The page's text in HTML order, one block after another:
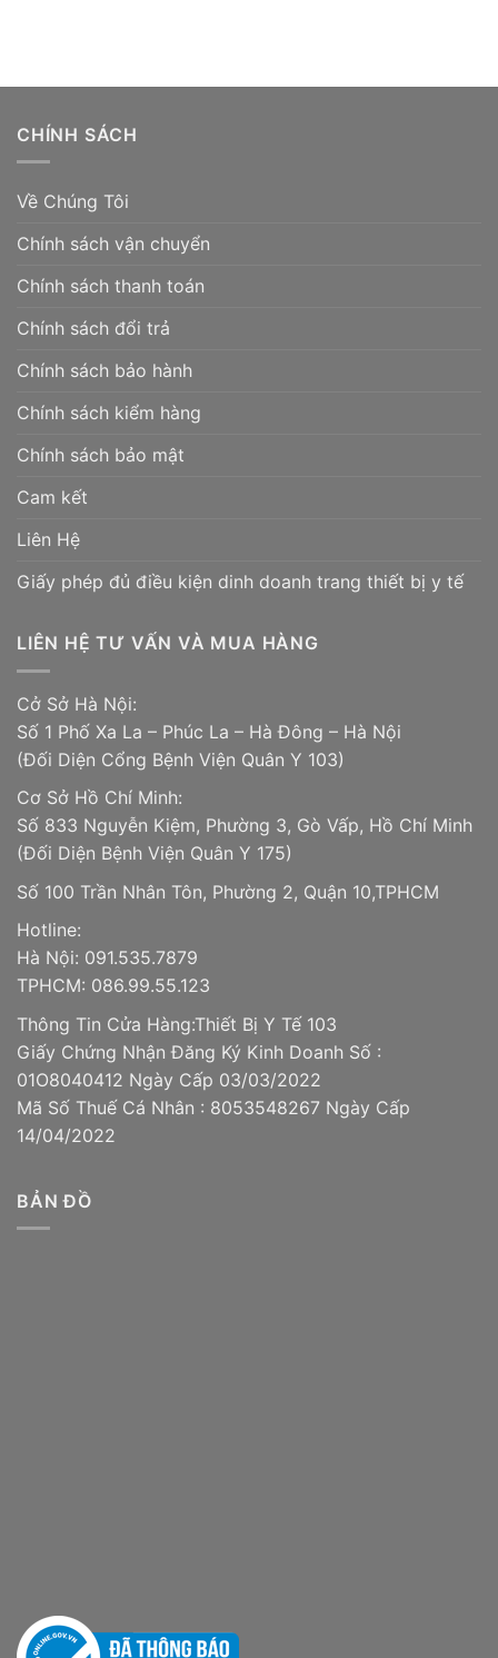
CHÍNH SÁCH
Về Chúng Tôi
Chính sách vận chuyển
Chính sách thanh toán
Chính sách đổi trả
Chính sách bảo hành
Chính sách kiểm hàng
Chính sách bảo mật
Cam kết
Liên Hệ
Giấy phép đủ điều kiện dinh doanh trang thiết bị y tế
LIÊN HỆ TƯ VẤN VÀ MUA HÀNG
Cở Sở Hà Nội:
Số 1 Phố Xa La – Phúc La – Hà Đông – Hà Nội
(Đối Diện Cổng Bệnh Viện Quân Y 103)
Cơ Sở Hồ Chí Minh:
Số 833 Nguyễn Kiệm, Phường 3, Gò Vấp, Hồ Chí Minh
(Đối Diện Bệnh Viện Quân Y 175)
Số 100 Trần Nhân Tôn, Phường 2, Quận 10,TPHCM
Hotline:
Hà Nội: 091.535.7879
TPHCM: 086.99.55.123
Thông Tin Cửa Hàng:Thiết Bị Y Tế 103
Giấy Chứng Nhận Đăng Ký Kinh Doanh Số :
01O8040412 Ngày Cấp 03/03/2022
Mã Số Thuế Cá Nhân : 8053548267 Ngày Cấp
14/04/2022
BẢN ĐỒ